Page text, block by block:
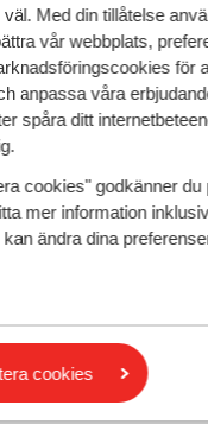
Med din tillåtelse
vår webbplats,
för
anpassa våra
spåra ditt
cookies" godkänner
mer information
ändra dina
cookies
till populära
din partner så har
gott om plats för
liv. Du kan
oroa dig för
Kanske vill